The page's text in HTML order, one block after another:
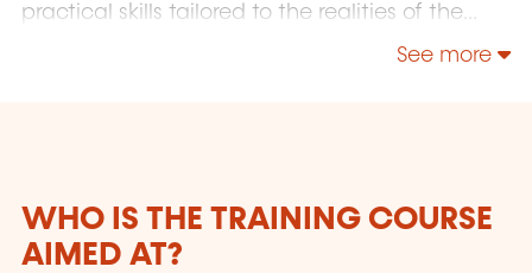
practical skills tailored to the realities of the
career transition or professional development,
minimum attendance), a certificate
recognized by industry professionals, validating
your skills to enhance your CV. Additionally, as
See more
WHO IS THE TRAINING COURSE
AIMED AT?